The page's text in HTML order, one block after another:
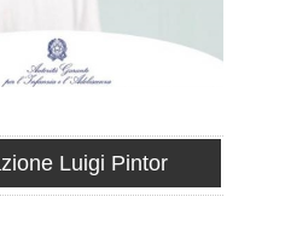
Luigi Pintor